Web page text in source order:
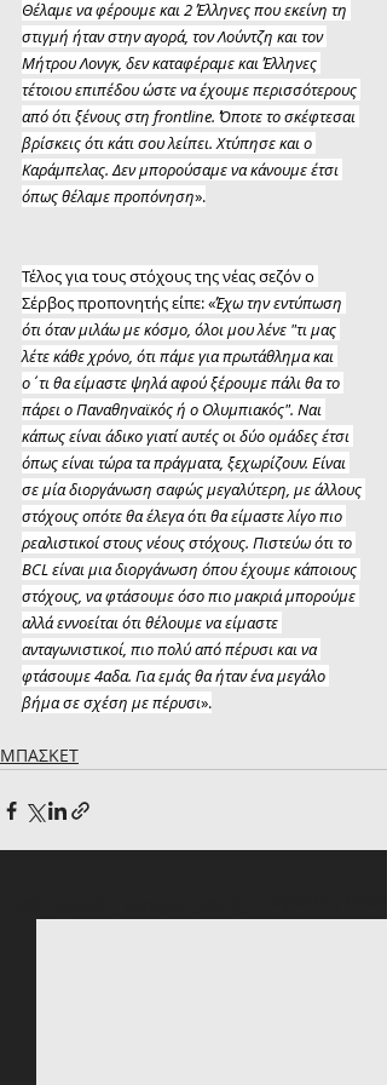
Θέλαμε να φέρουμε και 2 Έλληνες που εκείνη τη
στιγμή ήταν στην αγορά, τον Λούντζη και τον
Μήτρου Λονγκ, δεν καταφέραμε και Έλληνες
τέτοιου επιπέδου ώστε να έχουμε περισσότερους
από ότι ξένους στη frontline. Όποτε το σκέφτεσαι
βρίσκεις ότι κάτι σου λείπει. Χτύπησε και ο
Καράμπελας. Δεν μπορούσαμε να κάνουμε έτσι
όπως θέλαμε προπόνηση».
Τέλος για τους στόχους της νέας σεζόν ο
Σέρβος προπονητής είπε: «Έχω την εντύπωση
ότι όταν μιλάω με κόσμο, όλοι μου λένε "τι μας
λέτε κάθε χρόνο, ότι πάμε για πρωτάθλημα και
ο΄τι θα είμαστε ψηλά αφού ξέρουμε πάλι θα το
πάρει ο Παναθηναϊκός ή ο Ολυμπιακός". Ναι
κάπως είναι άδικο γιατί αυτές οι δύο ομάδες έτσι
όπως είναι τώρα τα πράγματα, ξεχωρίζουν. Είναι
σε μία διοργάνωση σαφώς μεγαλύτερη, με άλλους
στόχους οπότε θα έλεγα ότι θα είμαστε λίγο πιο
ρεαλιστικοί στους νέους στόχους. Πιστεύω ότι το
BCL είναι μια διοργάνωση όπου έχουμε κάποιους
στόχους, να φτάσουμε όσο πιο μακριά μπορούμε
αλλά εννοείται ότι θέλουμε να είμαστε
ανταγωνιστικοί, πιο πολύ από πέρυσι και να
φτάσουμε 4αδα. Για εμάς θα ήταν ένα μεγάλο
βήμα σε σχέση με πέρυσι».
ΜΠΑΣΚΕΤ